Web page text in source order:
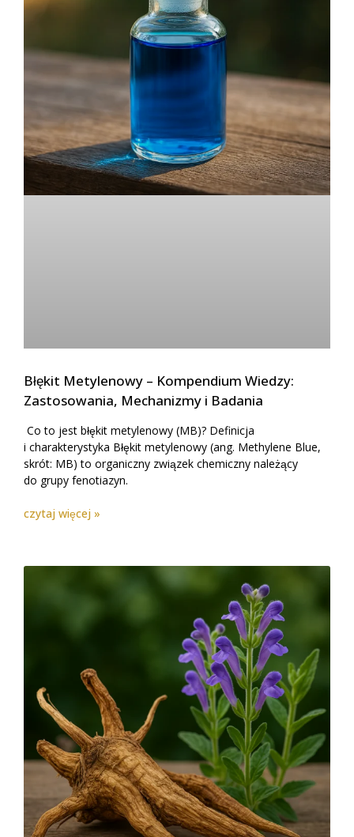
Błękit Metylenowy – Kompendium Wiedzy:
Zastosowania, Mechanizmy i Badania
Co to jest błękit metylenowy (MB)? Definicja
i charakterystyka Błękit metylenowy (ang. Methylene Blue,
skrót: MB) to organiczny związek chemiczny należący
do grupy fenotiazyn.
czytaj więcej »